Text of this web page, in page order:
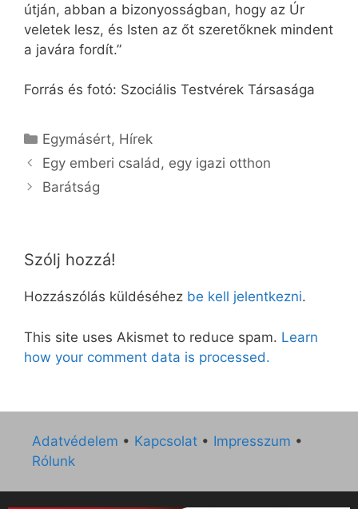
útján, abban a bizonyosságban, hogy az Úr
veletek lesz, és Isten az őt szeretőknek mindent
a javára fordít.”
Forrás és fotó: Szociális Testvérek Társasága
Kategória
Egymásért, Hírek
Egy emberi család, egy igazi otthon
Barátság
Szólj hozzá!
Hozzászólás küldéséhez be kell jelentkezni.
This site uses Akismet to reduce spam. Learn
how your comment data is processed.
Adatvédelem • Kapcsolat • Impresszum •
Rólunk